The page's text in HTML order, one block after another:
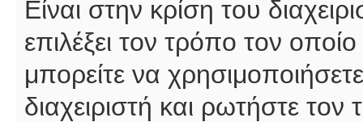
Είναι στην κρίση του
επιλέξει τον τρόπο τον
μπορείτε να
διαχειριστή και ρωτήστε τον